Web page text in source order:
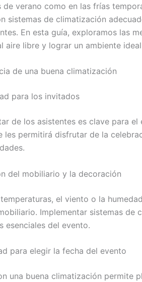
de verano como en las frías
sistemas de climatización
En esta guía, exploramos las
aire libre y lograr un ambiente
de una buena climatización
para los invitados
de los asistentes es clave para
les permitirá disfrutar de la
del mobiliario y la decoración
el viento o la
Implementar sistemas de
esenciales del evento.
para elegir la fecha del evento
una buena climatización permite